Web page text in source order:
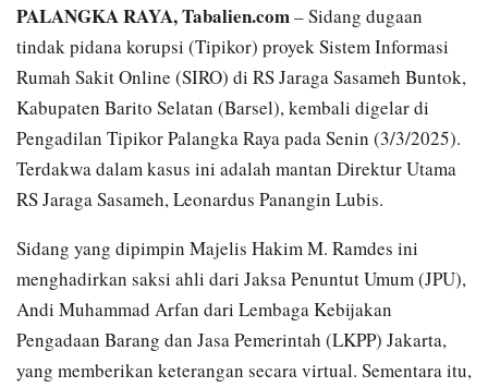
PALANGKA RAYA, Tabalien.com– Sidang dugaan
tindak pidana korupsi (Tipikor) proyek Sistem Informasi
Rumah Sakit Online (SIRO) di RS Jaraga Sasameh Buntok,
Kabupaten Barito Selatan (Barsel), kembali digelar di
Pengadilan Tipikor Palangka Raya pada Senin (3/3/2025).
Terdakwa dalam kasus ini adalah mantan Direktur Utama
RS Jaraga Sasameh, Leonardus Panangin Lubis.
Sidang yang dipimpin Majelis Hakim M. Ramdes ini
menghadirkan saksi ahli dari Jaksa Penuntut Umum (JPU),
Andi Muhammad Arfan dari Lembaga Kebijakan
Pengadaan Barang dan Jasa Pemerintah (LKPP) Jakarta,
yang memberikan keterangan secara virtual. Sementara itu,